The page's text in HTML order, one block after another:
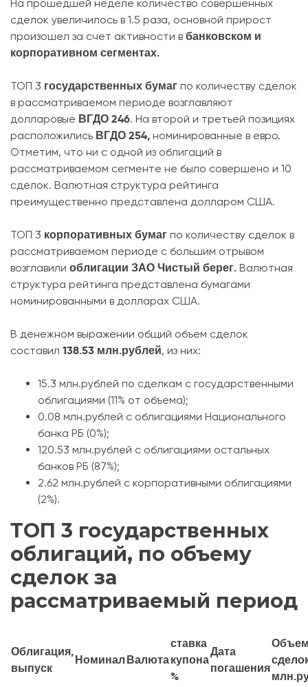
На прошедшей неделе количество совершенных
сделок увеличилось в 1.5 раза, основной прирост
произошел за счет активности в банковском и
корпоративном сегментах.
ТОП 3 государственных бумаг по количеству сделок
в рассматриваемом периоде возглавляют
долларовые ВГДО 246. На второй и третьей позициях
расположились ВГДО 254, номинированные в евро.
Отметим, что ни с одной из облигаций в
рассматриваемом сегменте не было совершено и 10
сделок. Валютная структура рейтинга
преимущественно представлена долларом США.
ТОП 3 корпоративных бумаг по количеству сделок в
рассматриваемом периоде с большим отрывом
возглавили облигации ЗАО Чистый берег. Валютная
структура рейтинга представлена бумагами
номинированными в долларах США.
В денежном выражении общий объем сделок
составил 138.53 млн.рублей, из них:
15.3 млн.рублей по сделкам с государственными
облигациями (11% от объема);
0.08 млн.рублей с облигациями Национального
банка РБ (0%);
120.53 млн.рублей с облигациями остальных
банков РБ (87%);
2.62 млн.рублей с корпоративными облигациями
(2%).
ТОП 3 государственных
облигаций, по объему
сделок за
рассматриваемый период
Облигация,
выпуск
НоминалВалюта
ставка
купона
%
Дата
погашения